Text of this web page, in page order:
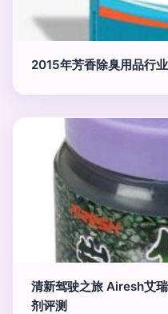
2015年芳香除臭用品行
清新驾驶之旅 Airesh艾
剂评测